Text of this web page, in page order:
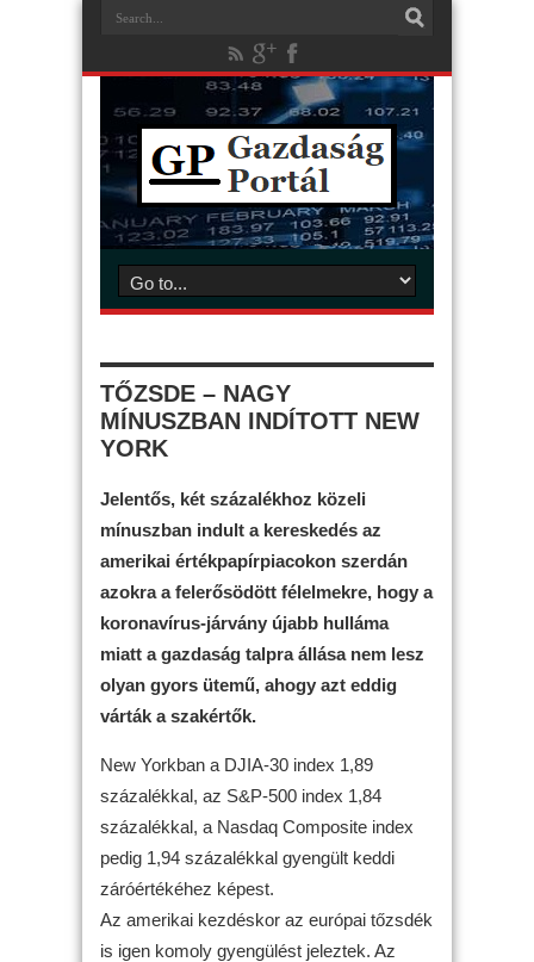
TŐZSDE – NAGY
MÍNUSZBAN INDÍTOTT NEW
YORK
Jelentős, két százalékhoz közeli
mínuszban indult a kereskedés az
amerikai értékpapírpiacokon szerdán
azokra a felerősödött félelmekre, hogy a
koronavírus-járvány újabb hulláma
miatt a gazdaság talpra állása nem lesz
olyan gyors ütemű, ahogy azt eddig
várták a szakértők.
New Yorkban a DJIA-30 index 1,89
százalékkal, az S&P-500 index 1,84
százalékkal, a Nasdaq Composite index
pedig 1,94 százalékkal gyengült keddi
záróértékéhez képest.
Az amerikai kezdéskor az európai tőzsdék
is igen komoly gyengülést jeleztek. Az